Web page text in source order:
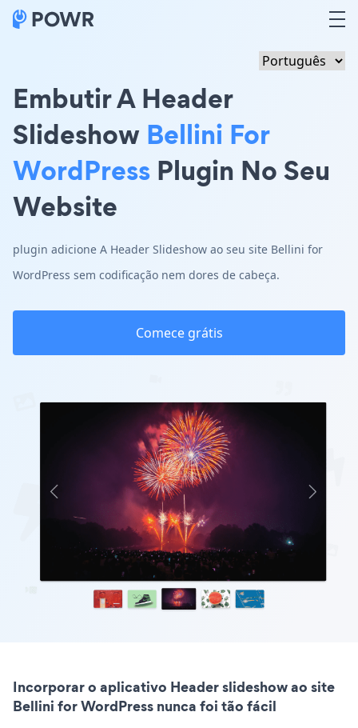
Embutir A Header
Slideshow Bellini For
WordPress Plugin No Seu
Website
plugin adicione A Header Slideshow ao seu site Bellini for
WordPress sem codificação nem dores de cabeça.
Comece grátis
Incorporar o aplicativo Header slideshow ao site
Bellini for WordPress nunca foi tão fácil